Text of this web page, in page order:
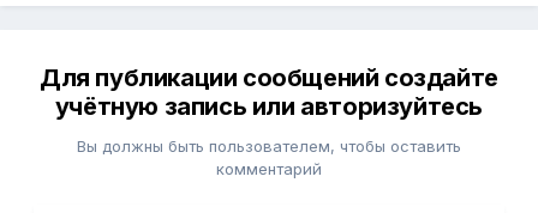
Для публикации сообщений создайте
учётную запись или авторизуйтесь
Вы должны быть пользователем, чтобы оставить
комментарий